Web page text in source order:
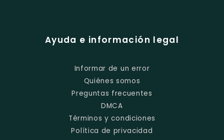
Ayuda e información legal
Informar de un error
Quiénes somos
Preguntas frecuentes
DMCA
Términos y condiciones
Política de privacidad